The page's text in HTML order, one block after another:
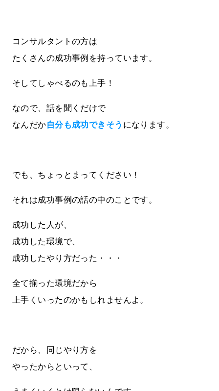
コンサルタントの方は
たくさんの成功事例を持っています。
そしてしゃべるのも上手！
なので、話を聞くだけで
なんだか自分も成功できそう になります。
でも、ちょっとまってください！
それは成功事例の話の中のことです。
成功した人が、
成功した環境で、
成功したやり方だった・・・
全て揃った環境だから
上手くいったのかもしれませんよ。
だから、同じやり方を
やったからといって、